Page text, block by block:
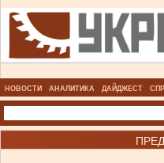
НОВОСТИ АНАЛИТИКА ДАЙДЖЕСТ